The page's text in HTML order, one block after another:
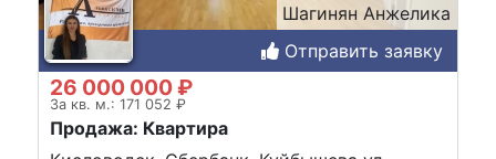
Шагинян Анжелика
Отправить заявку
26 000 000 ₽
За кв. м.: 171 052 ₽
Продажа: Квартира